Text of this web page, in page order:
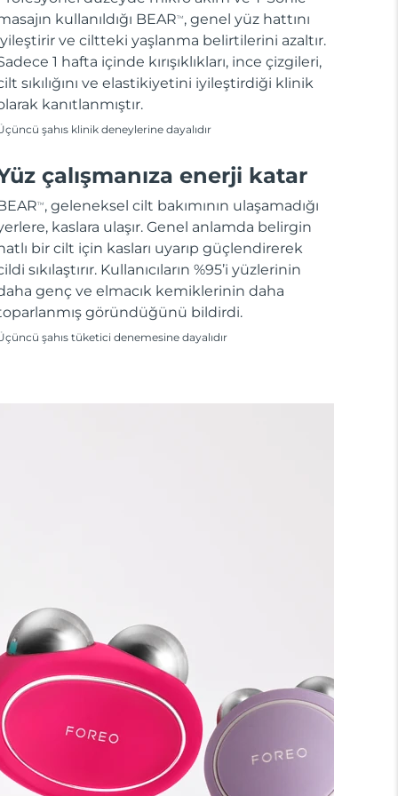
kullanıldığı BEARTM , genel yüz hattını
ve ciltteki yaşlanma belirtilerini azaltır.
1 hafta içinde kırışıklıkları, ince çizgileri,
sıkılığını ve elastikiyetini iyileştirdiği klinik
kanıtlanmıştır.
şahıs klinik deneylerine dayalıdır
çalışmanıza enerji katar
TM , geleneksel cilt bakımının ulaşamadığı
kaslara ulaşır. Genel anlamda belirgin
bir cilt için kasları uyarıp güçlendirerek
sıkılaştırır. Kullanıcıların %95’i yüzlerinin
genç ve elmacık kemiklerinin daha
göründüğünü bildirdi.
şahıs tüketici denemesine dayalıdır